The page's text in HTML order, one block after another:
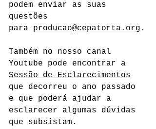
podem enviar as suas
questões
para producao@cepatorta.org .
Também no nosso canal
Youtube pode encontrar a
Sessão de Esclarecimentos
que decorreu o ano passado
e que poderá ajudar a
esclarecer algumas dúvidas
que subsistam.